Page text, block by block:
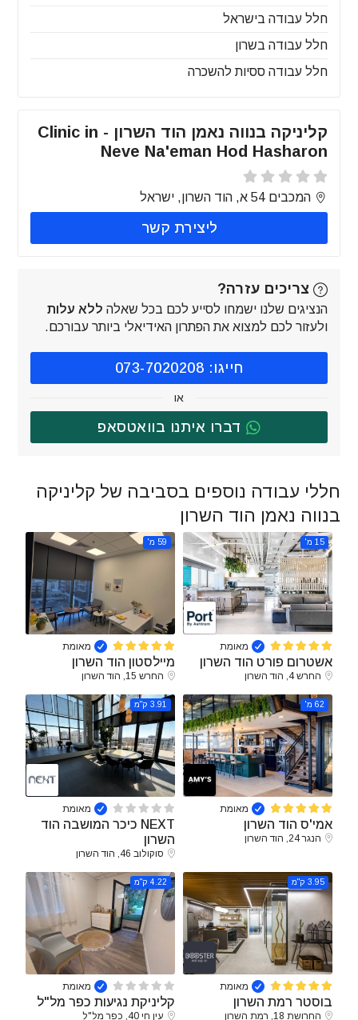
חלל עבודה בישראל
חלל עבודה בשרון
חלל עבודה ססיות להשכרה
קליניקה בנווה נאמן הוד השרון - Clinic in
Neve Na'eman Hod Hasharon
המכבים 54 א, הוד השרון, ישראל
ליצירת קשר
צריכים עזרה?
הנציגים שלנו ישמחו לסייע לכם בכל שאלה ללא עלות
ולעזור לכם למצוא את הפתרון האידיאלי ביותר עבורכם.
חייגו: 073-7020208
או
דברו איתנו בוואטסאפ
חללי עבודה נוספים בסביבה של קליניקה
בנווה נאמן הוד השרון
מאומת
15 מ'
אשטרום פורט הוד השרון
החרש 4, הוד השרון
מאומת
59 מ'
מיילסטון הוד השרון
החרש 15, הוד השרון
מאומת
62 מ'
אמי'ס הוד השרון
הנגר 24, הוד השרון
מאומת
3.91 ק"מ
NEXT כיכר המושבה הוד
השרון
סוקולוב 46, הוד השרון
מאומת
3.95 ק"מ
בוסטר רמת השרון
החרושת 18, רמת השרון
מאומת
4.22 ק"מ
קליניקת נגיעות כפר מל"ל
עין חי 40, כפר מל"ל